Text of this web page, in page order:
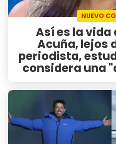
NUEVO
Así es la vida
Acuña, lejos
periodista,
considera una